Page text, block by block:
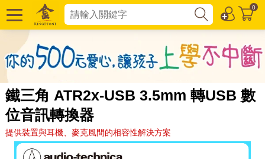
0
鐵三角 ATR2x-USB 3.5mm 轉USB 數
位音訊轉換器
提供裝置與耳機、麥克風間的相容性解決方案